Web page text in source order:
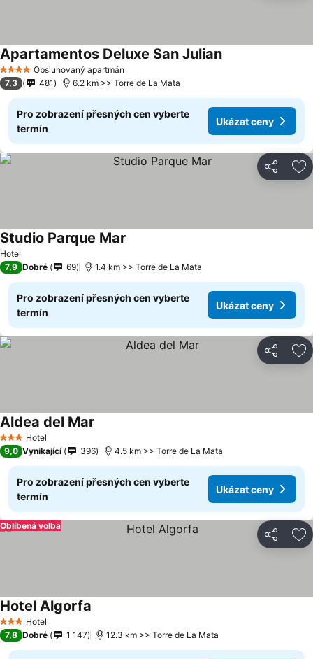
4 Počet hvězdiček
Obsluhovaný apartmán
Apartamentos Deluxe San Julian
7,3 481 6.2 km >> Torre de La Mata
Pro zobrazení přesných cen vyberte
termín
Ukázat ceny
Sdílet
Hotel
Studio Parque Mar
7,9 Dobré 69 1.4 km >> Torre de La Mata
Pro zobrazení přesných cen vyberte
termín
Ukázat ceny
Sdílet
3 Počet hvězdiček
Hotel
Aldea del Mar
9,0 Vynikající 396 4.5 km >> Torre de La Mata
Pro zobrazení přesných cen vyberte
termín
Ukázat ceny
Sdílet
Oblíbená volba
3 Počet hvězdiček
Hotel
Hotel Algorfa
7,8 Dobré 1 147 12.3 km >> Torre de La Mata